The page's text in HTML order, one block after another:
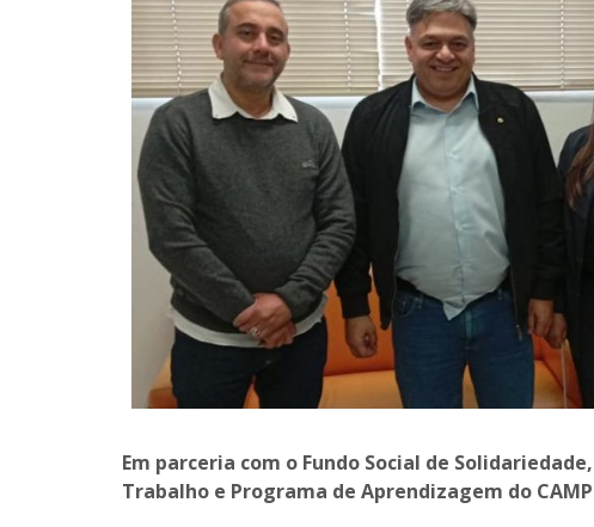
Em parceria com o Fundo Social de
Trabalho e Programa de Aprendizagem do